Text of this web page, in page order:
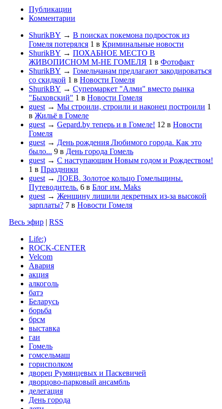
Публикации
Комментарии
ShurikBY → В поисках покемона подросток из
Гомеля потерялся 1 в Криминальные новости
ShurikBY → ПОХАБНОЕ МЕСТО В
ЖИВОПИСНОМ М-НЕ ГОМЕЛЯ 1 в Фотофакт
ShurikBY → Гомельчанам предлагают закодироваться
со скидкой 1 в Новости Гомеля
ShurikBY → Супермаркет "Алми" вместо рынка
"Быховский" 1 в Новости Гомеля
guest → Мы строили, строили и наконец построили 1
в Жильё в Гомеле
guest → Gepard.by теперь и в Гомеле! 12 в Новости
Гомеля
guest → День рождения Любимого города. Как это
было... 9 в День города Гомель
guest → С наступающим Новым годом и Рождеством!
1 в Праздники
guest → ЛОЕВ. Золотое кольцо Гомельщины.
Путеводитель. 6 в Блог им. Maks
guest → Женщину лишили декретных из-за высокой
зарплаты? 7 в Новости Гомеля
Весь эфир | RSS
Life:)
ROCK-CENTER
Velcom
Авария
акция
алкоголь
батэ
Беларусь
борьба
брсм
выставка
гаи
Гомель
гомсельмаш
горисполком
дворец Румянцевых и Паскевичей
дворцово-парковый ансамбль
делегация
День города